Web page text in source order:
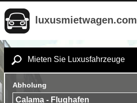
luxusmietwagen.com
Mieten Sie Luxusfahrzeuge
Abholung